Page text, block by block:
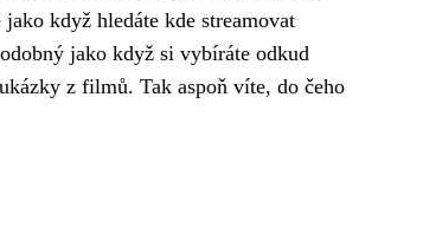
když hledáte kde streamovat
jako když si vybíráte odkud
z filmů. Tak aspoň víte, do čeho